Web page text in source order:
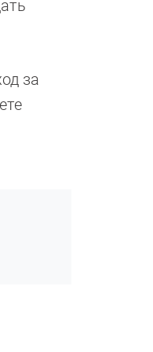
за